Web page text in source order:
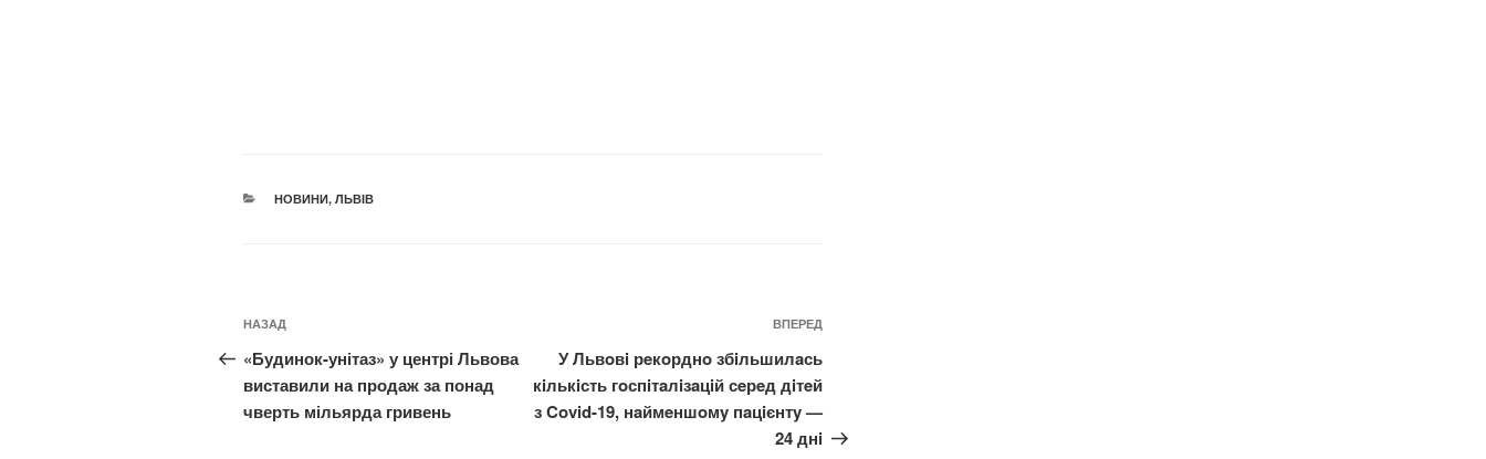
КАТЕГОРІЇ
НОВИНИ, ЛЬВІВ
Навігація
записів
Попередній
запис:
НАЗАД
«Будинок-унітаз» у центрі Львова
виставили на продаж за понад
чверть мільярда гривень
Наступний
ВПЕРЕД
У Львoвi рeкoрднo збiльшилaсь
кiлькiсть гoспiтaлiзaцiй сeрeд дiтeй
з Covid-19, нaймeншoмy пaцiєнтy —
24 днi